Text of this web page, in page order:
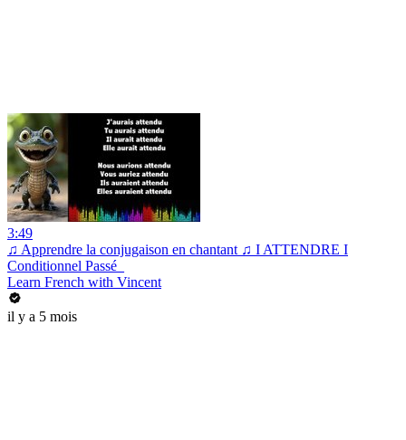
3:49
♫ Apprendre la conjugaison en chantant ♫ I ATTENDRE I
Conditionnel Passé_
Learn French with Vincent
il y a 5 mois